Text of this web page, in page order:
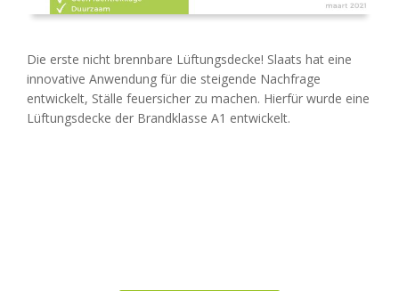
Die erste nicht brennbare Lüftungsdecke! Slaats hat eine
innovative Anwendung für die steigende Nachfrage
entwickelt, Ställe feuersicher zu machen. Hierfür wurde eine
Lüftungsdecke der Brandklasse A1 entwickelt.